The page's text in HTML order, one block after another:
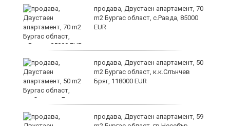
продава, Двустаен апартамент, 70
m2 Бургас област, с.Равда, 85000
EUR
продава, Двустаен апартамент, 50
m2 Бургас област, к.к.Слънчев
Бряг, 118000 EUR
продава, Двустаен апартамент, 59